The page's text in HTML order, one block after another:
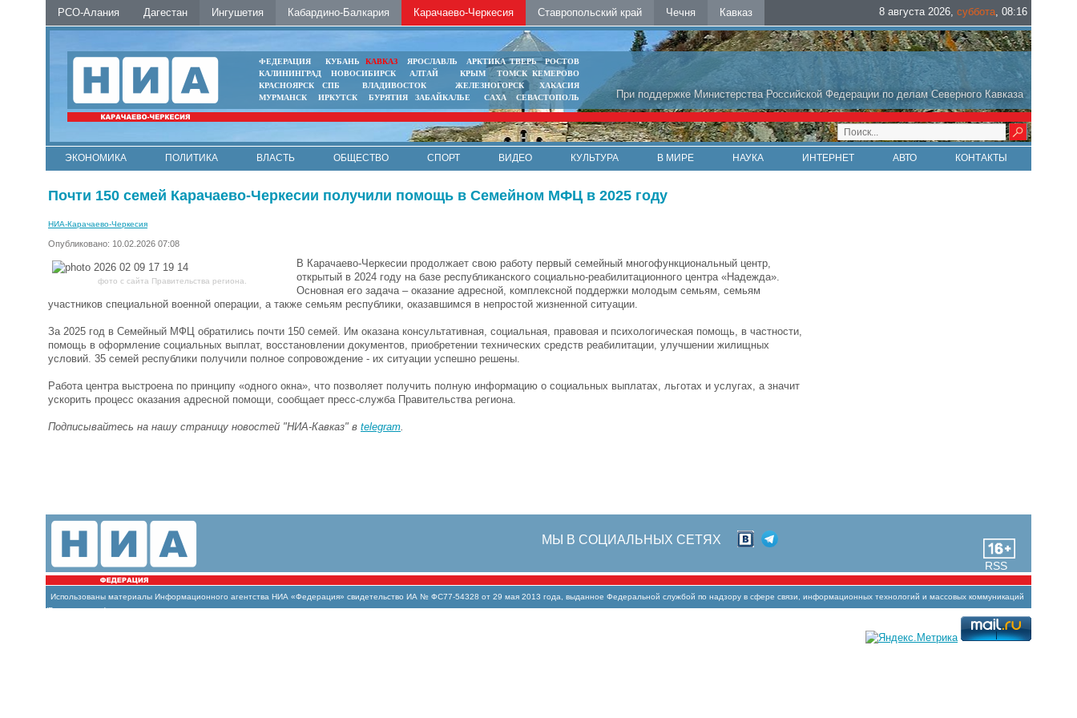
РСО-Алания Дагестан Ингушетия Кабардино-Балкария Карачаево-Черкесия Ставропольский край Чечня Кавказ 8 августа 2026, суббота, 08:16
При поддержке Министерства Российской Федерации по делам Северного Кавказа
ФЕДЕРАЦИЯ КУБАНЬ КАВКАЗ ЯРОСЛАВЛЬ АРКТИКА ТВЕРЬ
РОСТОВ
КАЛИНИНГРАД
НОВОСИБИРСК АЛТАЙ КРЫМ ТОМСК КЕМЕРОВО
КРАСНОЯРСК
СПБ ВЛАДИВОСТОК ЖЕЛЕЗНОГОРСК
ХАКАСИЯ
МУРМАНСК
ИРКУТСК БУРЯТИЯ ЗАБАЙКАЛЬЕ САХА СЕВАСТОПОЛЬ
ЭКОНОМИКА ПОЛИТИКА ВЛАСТЬ ОБЩЕСТВО СПОРТ ВИДЕО КУЛЬТУРА В МИРЕ НАУКА ИНТЕРНЕТ АВТО КОНТАКТЫ
Почти 150 семей Карачаево-Черкесии получили помощь в Семейном МФЦ в 2025 году
НИА-Карачаево-Черкесия
Опубликовано: 10.02.2026 07:08
фото с сайта Правительства региона.
В Карачаево-Черкесии продолжает свою работу первый семейный многофункциональный центр,
открытый в 2024 году на базе республиканского социально-реабилитационного центра «Надежда».
Основная его задача – оказание адресной, комплексной поддержки молодым семьям, семьям
участников специальной военной операции, а также семьям республики, оказавшимся в непростой жизненной ситуации.
За 2025 год в Семейный МФЦ обратились почти 150 семей. Им оказана консультативная, социальная, правовая и психологическая помощь, в частности,
помощь в оформление социальных выплат, восстановлении документов, приобретении технических средств реабилитации, улучшении жилищных
условий. 35 семей республики получили полное сопровождение - их ситуации успешно решены.
Работа центра выстроена по принципу «одного окна», что позволяет получить полную информацию о социальных выплатах, льготах и услугах, а значит
ускорить процесс оказания адресной помощи, сообщает пресс-служба Правительства региона.
Подписывайтесь на нашу страницу новостей "НИА-Кавказ" в telegram
RSS
МЫ В СОЦИАЛЬНЫХ СЕТЯХ
Использованы материалы Информационного агентства НИА «Федерация» свидетельство ИА № ФС77-54328 от 29 мая 2013 года, выданное Федеральной службой по надзору в сфере связи, информационных технологий и массовых коммуникаций
(Роскомнадзор)